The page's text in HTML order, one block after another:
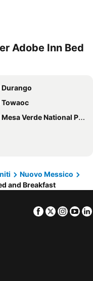
Adobe Inn Bed
Durango
Towaoc
Verde National Park
Nuovo Messico
and Breakfast
Facebook
Twitter